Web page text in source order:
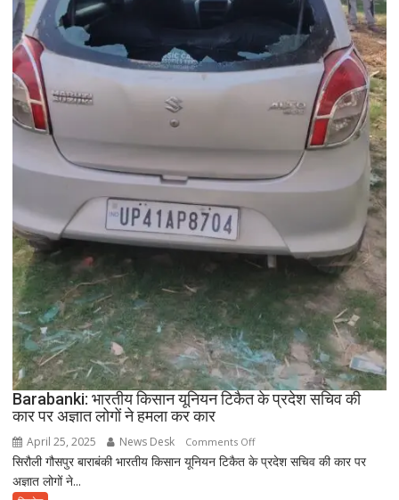
Barabanki: भारतीय किसान यूनियन टिकैत के प्रदेश सचिव की
कार पर अज्ञात लोगों ने हमला कर कार
April 25, 2025 News Desk Comments Offon
Barabanki:
सिरौली गौसपुर बाराबंकी भारतीय किसान यूनियन टिकैत के प्रदेश सचिव की कार पर
अज्ञात लोगों ने...